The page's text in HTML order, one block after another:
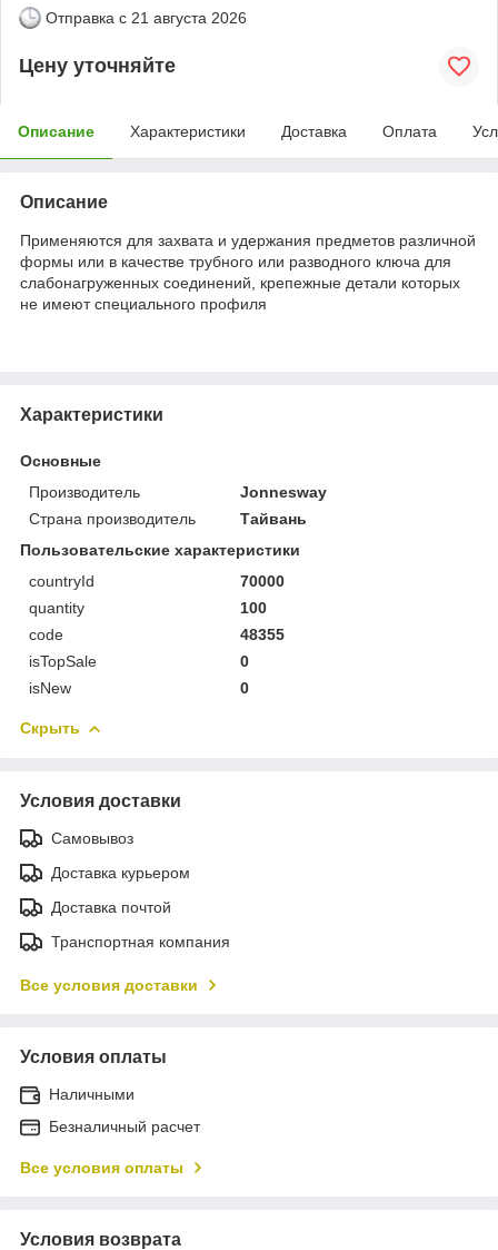
Отправка с 21 августа 2026
Цену уточняйте
Описание Характеристики Доставка Оплата
Описание
Применяются для захвата и удержания предметов различной
формы или в качестве трубного или разводного ключа для
слабонагруженных соединений, крепежные детали которых
не имеют специального профиля
Характеристики
Основные
Производитель
Jonnesway
Страна производитель
Тайвань
Пользовательские характеристики
countryId
70000
quantity
100
code
48355
isTopSale
0
isNew
0
Скрыть
Условия доставки
Самовывоз
Доставка курьером
Доставка почтой
Транспортная компания
Все условия доставки
Условия оплаты
Наличными
Безналичный расчет
Все условия оплаты
Условия возврата